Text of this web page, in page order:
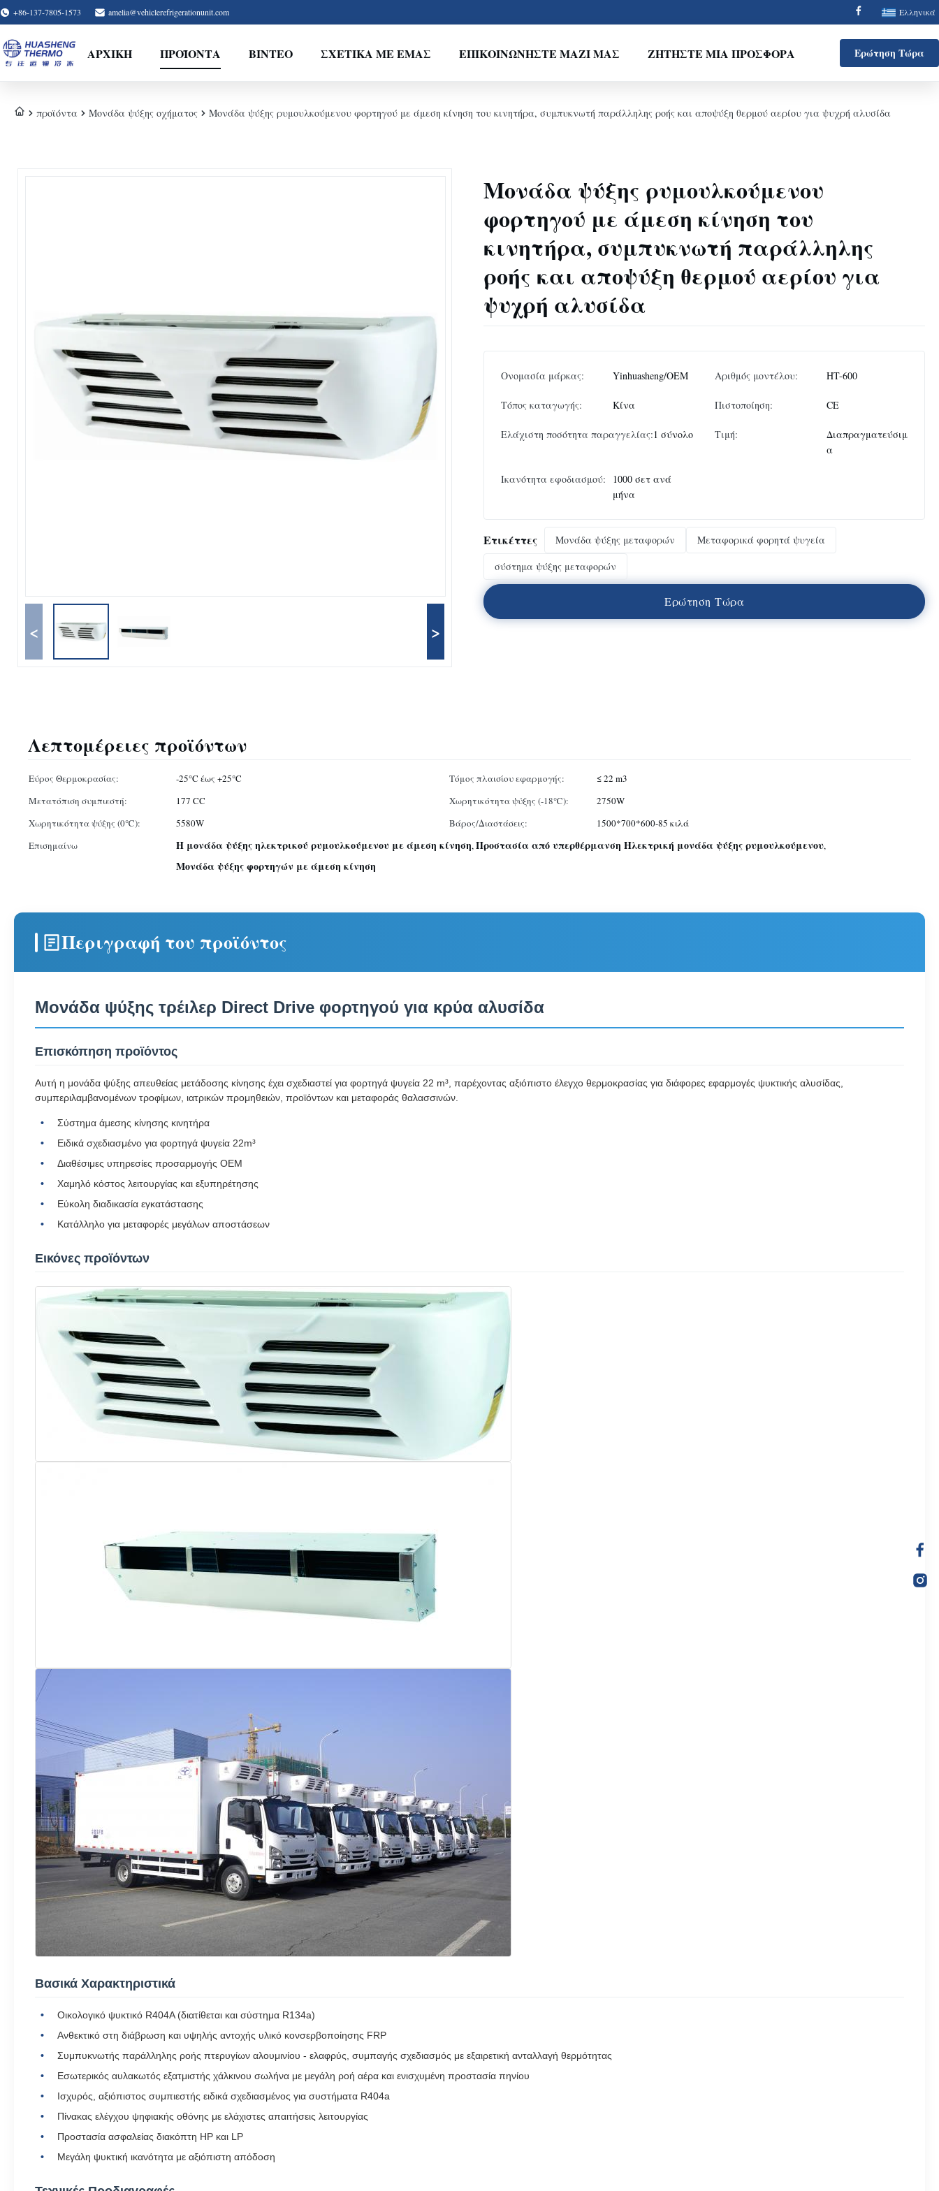
+86-137-7805-1573 amelia@vehiclerefrigerationunit.com Ελληνικά
ΑΡΧΙΚΉ ΠΡΟΪΌΝΤΑ ΒΊΝΤΕΟ ΣΧΕΤΙΚΆ ΜΕ ΕΜΆΣ ΕΠΙΚΟΙΝΩΝΉΣΤΕ ΜΑΖΊ ΜΑΣ ΖΗΤΉΣΤΕ ΜΙΑ ΠΡΟΣΦΟΡΆ Ερώτηση Τώρα
προϊόντα Μονάδα ψύξης οχήματος Μονάδα ψύξης ρυμουλκούμενου φορτηγού με άμεση κίνηση του κινητήρα, συμπυκνωτή παράλληλης ροής και αποψύξη θερμού αερίου για ψυχρή αλυσίδα
< >
Μονάδα ψύξης ρυμουλκούμενου
φορτηγού με άμεση κίνηση του
κινητήρα, συμπυκνωτή παράλληλης
ροής και αποψύξη θερμού αερίου για
ψυχρή αλυσίδα
Ονομασία μάρκας: Yinhuasheng/OEM Αριθμός μοντέλου: HT-600
Τόπος καταγωγής: Κίνα Πιστοποίηση: CE
Ελάχιστη ποσότητα παραγγελίας:1 σύνολο Τιμή:
Διαπραγματεύσιμ
α
Ικανότητα εφοδιασμού:
1000 σετ ανά
μήνα
Ετικέττες Μονάδα ψύξης μεταφορών
Μεταφορικά φορητά ψυγεία
σύστημα ψύξης μεταφορών
Ερώτηση Τώρα
Λεπτομέρειες προϊόντων
Εύρος Θερμοκρασίας: -25°C έως +25°C Τόμος πλαισίου εφαρμογής:
≤ 22 m3
Μετατόπιση συμπιεστή:
177 CC Χωρητικότητα ψύξης (-18℃):
2750W
Χωρητικότητα ψύξης (0℃):
5580W Βάρος/Διαστάσεις:
1500*700*600-85 κιλά
Επισημαίνω
Η μονάδα ψύξης ηλεκτρικού ρυμουλκούμενου με άμεση κίνηση,Προστασία από υπερθέρμανση Ηλεκτρική μονάδα ψύξης ρυμουλκούμενου,
Μονάδα ψύξης φορτηγών με άμεση κίνηση
Περιγραφή του προϊόντος
Μονάδα ψύξης τρέιλερ Direct Drive φορτηγού για κρύα αλυσίδα
Επισκόπηση προϊόντος
Αυτή η μονάδα ψύξης απευθείας μετάδοσης κίνησης έχει σχεδιαστεί για φορτηγά ψυγεία 22 m³, παρέχοντας αξιόπιστο έλεγχο θερμοκρασίας για διάφορες εφαρμογές ψυκτικής αλυσίδας,
συμπεριλαμβανομένων τροφίμων, ιατρικών προμηθειών, προϊόντων και μεταφοράς θαλασσινών.
Σύστημα άμεσης κίνησης κινητήρα
Ειδικά σχεδιασμένο για φορτηγά ψυγεία 22m³
Διαθέσιμες υπηρεσίες προσαρμογής OEM
Χαμηλό κόστος λειτουργίας και εξυπηρέτησης
Εύκολη διαδικασία εγκατάστασης
Κατάλληλο για μεταφορές μεγάλων αποστάσεων
Εικόνες προϊόντων
Βασικά Χαρακτηριστικά
Οικολογικό ψυκτικό R404A (διατίθεται και σύστημα R134a)
Ανθεκτικό στη διάβρωση και υψηλής αντοχής υλικό κονσερβοποίησης FRP
Συμπυκνωτής παράλληλης ροής πτερυγίων αλουμινίου - ελαφρύς, συμπαγής σχεδιασμός με εξαιρετική ανταλλαγή θερμότητας
Εσωτερικός αυλακωτός εξατμιστής χάλκινου σωλήνα με μεγάλη ροή αέρα και ενισχυμένη προστασία πηνίου
Ισχυρός, αξιόπιστος συμπιεστής ειδικά σχεδιασμένος για συστήματα R404a
Πίνακας ελέγχου ψηφιακής οθόνης με ελάχιστες απαιτήσεις λειτουργίας
Προστασία ασφαλείας διακόπτη HP και LP
Μεγάλη ψυκτική ικανότητα με αξιόπιστη απόδοση